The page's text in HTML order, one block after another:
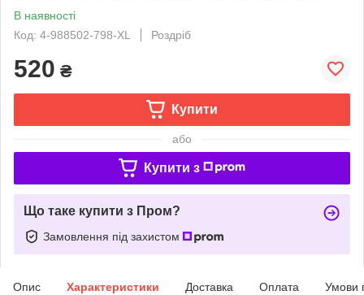
В наявності
Код: 4-988502-798-XL
Роздріб
520 ₴
Купити
або
Купити з
Що таке купити з Пром?
Замовлення під захистом
Опис Характеристики Доставка Оплата Умови